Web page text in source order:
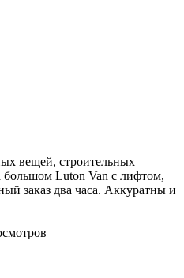
вещей, строительных
большом Luton Van с лифтом,
заказ два часа. Аккуратны и